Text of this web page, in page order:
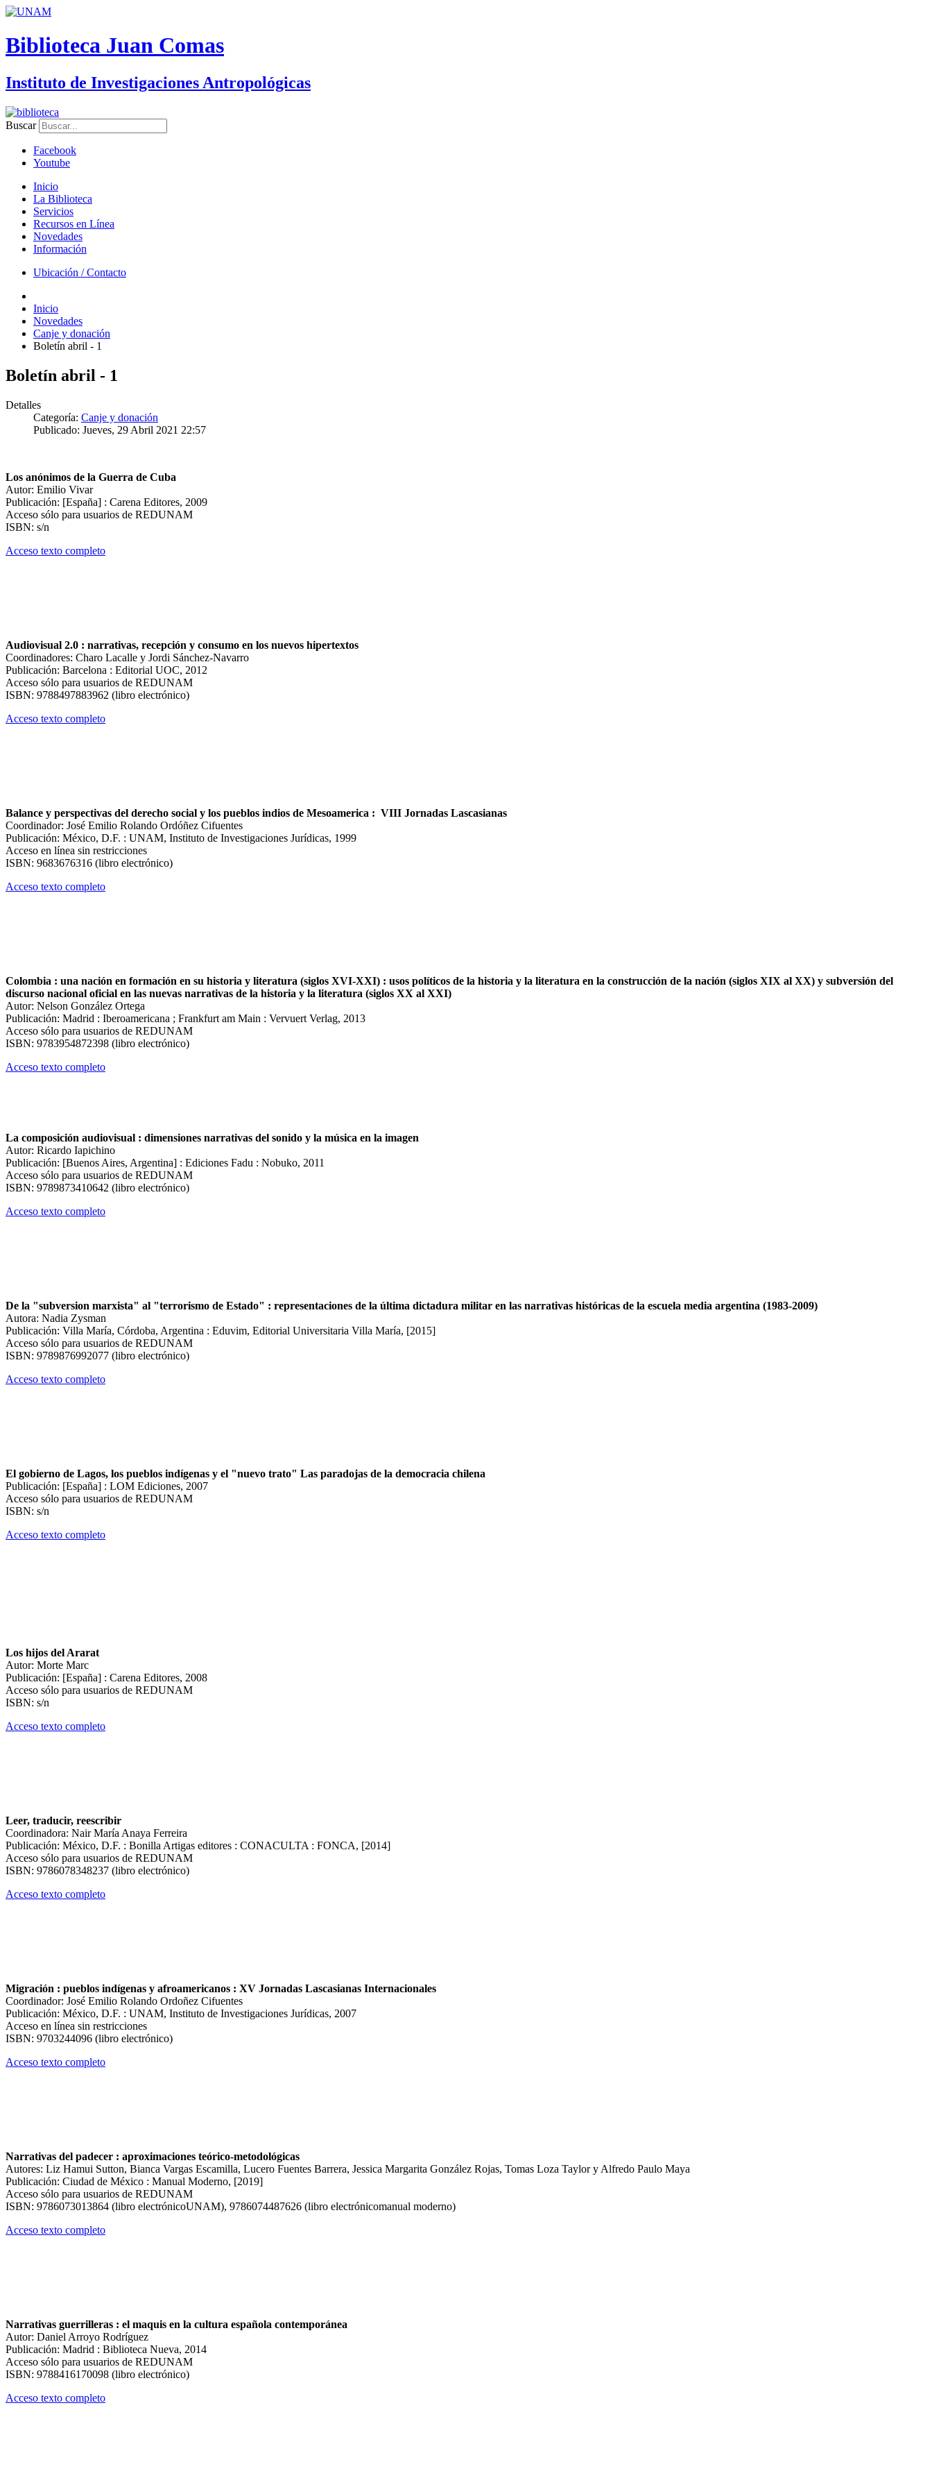
Biblioteca Juan Comas
Instituto de Investigaciones Antropológicas
Buscar
Facebook
Youtube
Inicio
La Biblioteca
Servicios
Recursos en Línea
Novedades
Información
Ubicación / Contacto
Inicio
Novedades
Canje y donación
Boletín abril - 1
Boletín abril - 1
Detalles
Categoría: Canje y donación
Publicado: Jueves, 29 Abril 2021 22:57
Los anónimos de la Guerra de Cuba
Autor: Emilio Vivar
Publicación: [España] : Carena Editores, 2009
Acceso sólo para usuarios de REDUNAM
ISBN: s/n
Acceso texto completo
Audiovisual 2.0 : narrativas, recepción y consumo en los nuevos hipertextos
Coordinadores: Charo Lacalle y Jordi Sánchez-Navarro
Publicación: Barcelona : Editorial UOC, 2012
Acceso sólo para usuarios de REDUNAM
ISBN: 9788497883962 (libro electrónico)
Acceso texto completo
Balance y perspectivas del derecho social y los pueblos indios de Mesoamerica : VIII Jornadas Lascasianas
Coordinador: José Emilio Rolando Ordóñez Cifuentes
Publicación: México, D.F. : UNAM, Instituto de Investigaciones Jurídicas, 1999
Acceso en línea sin restricciones
ISBN: 9683676316 (libro electrónico)
Acceso texto completo
Colombia : una nación en formación en su historia y literatura (siglos XVI-XXI) : usos políticos de la historia y la literatura en la construcción de la nación (siglos XIX al XX) y subversión del
discurso nacional oficial en las nuevas narrativas de la historia y la literatura (siglos XX al XXI)
Autor: Nelson González Ortega
Publicación: Madrid : Iberoamericana ; Frankfurt am Main : Vervuert Verlag, 2013
Acceso sólo para usuarios de REDUNAM
ISBN: 9783954872398 (libro electrónico)
Acceso texto completo
La composición audiovisual : dimensiones narrativas del sonido y la música en la imagen
Autor: Ricardo Iapichino
Publicación: [Buenos Aires, Argentina] : Ediciones Fadu : Nobuko, 2011
Acceso sólo para usuarios de REDUNAM
ISBN: 9789873410642 (libro electrónico)
Acceso texto completo
De la "subversion marxista" al "terrorismo de Estado" : representaciones de la última dictadura militar en las narrativas históricas de la escuela media argentina (1983-2009)
Autora: Nadia Zysman
Publicación: Villa María, Córdoba, Argentina : Eduvim, Editorial Universitaria Villa María, [2015]
Acceso sólo para usuarios de REDUNAM
ISBN: 9789876992077 (libro electrónico)
Acceso texto completo
El gobierno de Lagos, los pueblos indígenas y el "nuevo trato" Las paradojas de la democracia chilena
Publicación: [España] : LOM Ediciones, 2007
Acceso sólo para usuarios de REDUNAM
ISBN: s/n
Acceso texto completo
Los hijos del Ararat
Autor: Morte Marc
Publicación: [España] : Carena Editores, 2008
Acceso sólo para usuarios de REDUNAM
ISBN: s/n
Acceso texto completo
Leer, traducir, reescribir
Coordinadora: Nair María Anaya Ferreira
Publicación: México, D.F. : Bonilla Artigas editores : CONACULTA : FONCA, [2014]
Acceso sólo para usuarios de REDUNAM
ISBN: 9786078348237 (libro electrónico)
Acceso texto completo
Migración : pueblos indígenas y afroamericanos : XV Jornadas Lascasianas Internacionales
Coordinador: José Emilio Rolando Ordoñez Cifuentes
Publicación: México, D.F. : UNAM, Instituto de Investigaciones Jurídicas, 2007
Acceso en línea sin restricciones
ISBN: 9703244096 (libro electrónico)
Acceso texto completo
Narrativas del padecer : aproximaciones teórico-metodológicas
Autores: Liz Hamui Sutton, Bianca Vargas Escamilla, Lucero Fuentes Barrera, Jessica Margarita González Rojas, Tomas Loza Taylor y Alfredo Paulo Maya
Publicación: Ciudad de México : Manual Moderno, [2019]
Acceso sólo para usuarios de REDUNAM
ISBN: 9786073013864 (libro electrónicoUNAM), 9786074487626 (libro electrónicomanual moderno)
Acceso texto completo
Narrativas guerrilleras : el maquis en la cultura española contemporánea
Autor: Daniel Arroyo Rodríguez
Publicación: Madrid : Biblioteca Nueva, 2014
Acceso sólo para usuarios de REDUNAM
ISBN: 9788416170098 (libro electrónico)
Acceso texto completo